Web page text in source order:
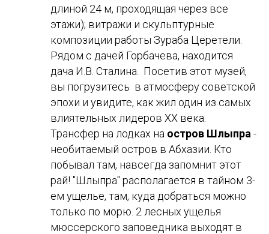
длиной 24 м, проходящая через все
этажи); витражи и скульптурные
композиции работы Зураба Церетели.
Рядом с дачей Горбачева, находится
дача И.В. Сталина. Посетив этот музей,
вы погрузитесь в атмосферу советской
эпохи и увидите, как жил один из самых
влиятельных лидеров XX века.
Трансфер на лодках на остров Шлыпра -
необитаемый остров в Абхазии. Кто
побывал там, навсегда запомнит этот
рай! "Шлыпра" располагается в тайном 3-
ем ущелье, там, куда добраться можно
только по морю. 2 лесных ущелья
мюссерского заповедника выходят в